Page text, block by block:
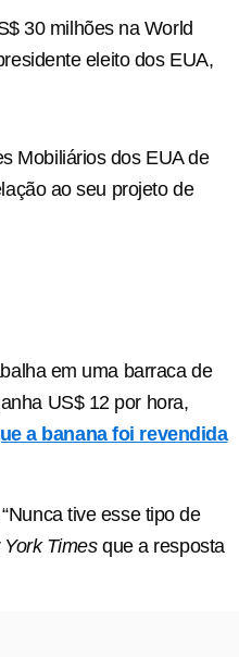
30 milhões na World
eleito dos EUA,
Mobiliários dos EUA de
ao seu projeto de
em uma barraca de
US$ 12 por hora,
a banana foi revendida
tive esse tipo de
Timesque a resposta